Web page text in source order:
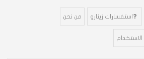
استفسارات زينارو من نحن